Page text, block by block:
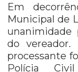
Em
Municipal de
unanimidade
do vereador.
processante
Polícia